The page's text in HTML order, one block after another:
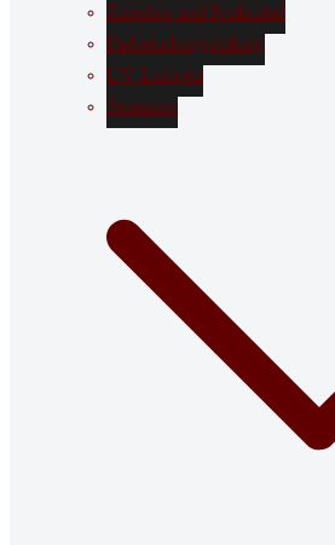
Zubehör und Prüfmittel
Farbeindringprüfung
UV Lampen
Seminare